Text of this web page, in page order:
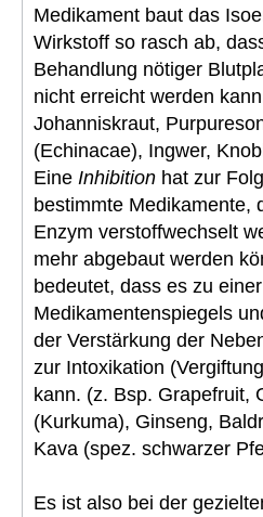
Medikament baut das
Wirkstoff so rasch ab,
Behandlung nötiger
nicht erreicht werden
Johanniskraut,
(Echinacae), Ingwer,
Eine Inhibition hat zur
bestimmte Medikamente,
Enzym verstoffwechselt
mehr abgebaut werden
bedeutet, dass es zu
Medikamentenspiegels
der Verstärkung der
zur Intoxikation
kann. (z. Bsp. Grapefruit,
(Kurkuma), Ginseng,
Kava (spez. schwarzer
Es ist also bei der